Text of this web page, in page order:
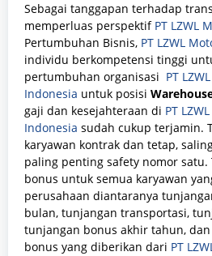
Sebagai tanggapan terhadap
memperluas perspektif PT LZWL
Pertumbuhan Bisnis, PT LZWL
individu berkompetensi tinggi
pertumbuhan organisasi PT
Indonesia untuk posisi
gaji dan kesejahteraan di PT
Indonesia sudah cukup terjamin.
karyawan kontrak dan tetap,
paling penting safety nomor satu.
bonus untuk semua karyawan
perusahaan diantaranya
bulan, tunjangan transportasi,
tunjangan bonus akhir tahun,
bonus yang diberikan dari PT